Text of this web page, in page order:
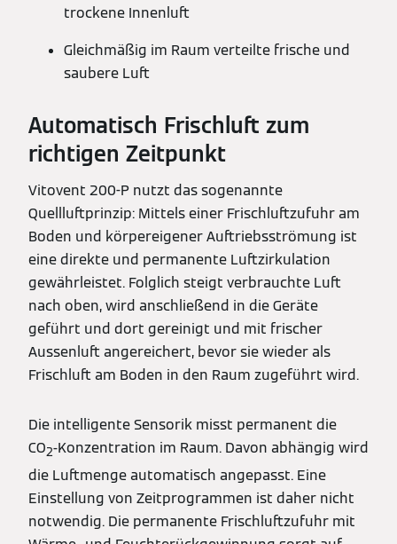
trockene Innenluft
Gleichmäßig im Raum verteilte frische und
saubere Luft
Automatisch Frischluft zum
richtigen Zeitpunkt
Vitovent 200-P nutzt das sogenannte
Quellluftprinzip: Mittels einer Frischluftzufuhr am
Boden und körpereigener Auftriebsströmung ist
eine direkte und permanente Luftzirkulation
gewährleistet. Folglich steigt verbrauchte Luft
nach oben, wird anschließend in die Geräte
geführt und dort gereinigt und mit frischer
Aussenluft angereichert, bevor sie wieder als
Frischluft am Boden in den Raum zugeführt wird.
Die intelligente Sensorik misst permanent die
CO2-Konzentration im Raum. Davon abhängig wird
die Luftmenge automatisch angepasst. Eine
Einstellung von Zeitprogrammen ist daher nicht
notwendig. Die permanente Frischluftzufuhr mit